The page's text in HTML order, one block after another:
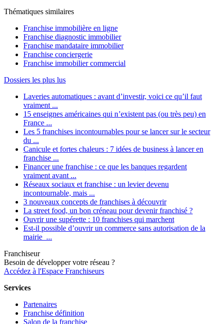
Thématiques similaires
Franchise immobilière en ligne
Franchise diagnostic immobilier
Franchise mandataire immobilier
Franchise conciergerie
Franchise immobilier commercial
Dossiers les plus lus
Laveries automatiques : avant d’investir, voici ce qu’il faut
vraiment ...
15 enseignes américaines qui n’existent pas (ou très peu) en
France ...
Les 5 franchises incontournables pour se lancer sur le secteur
du ...
Canicule et fortes chaleurs : 7 idées de business à lancer en
franchise ...
Financer une franchise : ce que les banques regardent
vraiment avant ...
Réseaux sociaux et franchise : un levier devenu
incontournable, mais ...
3 nouveaux concepts de franchises à découvrir
La street food, un bon créneau pour devenir franchisé ?
Ouvrir une supérette : 10 franchises qui marchent
Est-il possible d’ouvrir un commerce sans autorisation de la
mairie ...
Franchiseur
Besoin de développer votre réseau ?
Accédez à l'Espace Franchiseurs
Services
Partenaires
Franchise définition
Salon de la franchise